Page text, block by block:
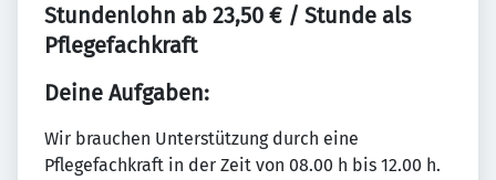
Stundenlohn ab 23,50 € / Stunde als
Pflegefachkraft
Deine Aufgaben:
Wir brauchen Unterstützung durch eine
Pflegefachkraft in der Zeit von 08.00 h bis 12.00 h.